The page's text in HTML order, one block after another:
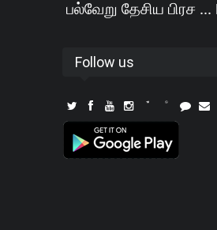
பல்வேறு தேசிய பிரச ...
Follow us